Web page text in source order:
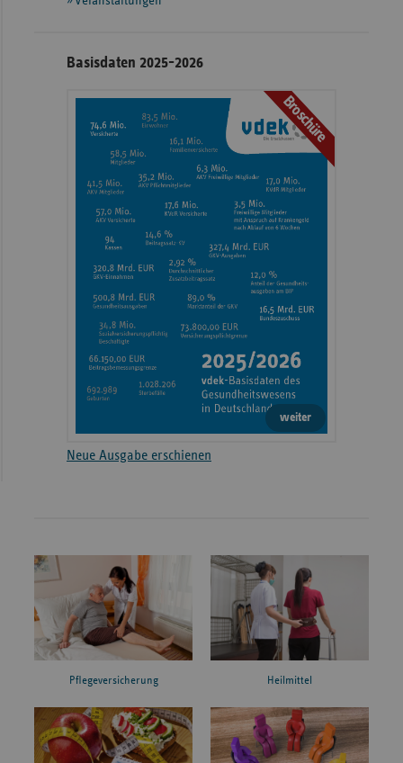
Basisdaten 2025-2026
Broschüre
weiter
Neue Ausgabe erschienen
Pflegeversicherung Heilmittel